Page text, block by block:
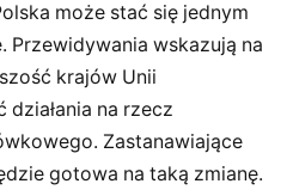
może stać się jednym
Przewidywania wskazują na
krajów Unii
na rzecz
Zastanawiające
gotowa na taką zmianę.